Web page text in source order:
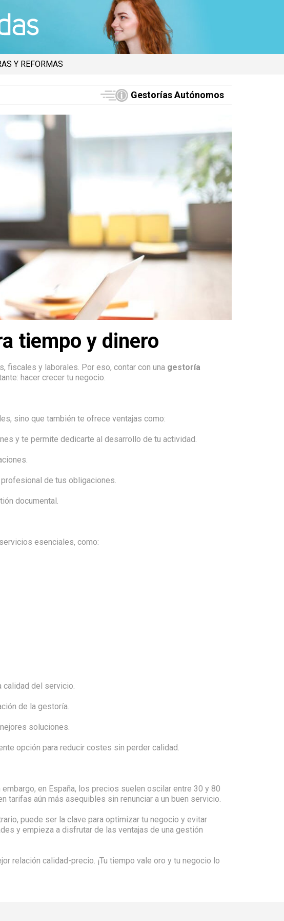
Y REFORMAS
Gestorías Autónomos
tiempo y dinero
fiscales y laborales. Por eso, contar con una gestoría
hacer crecer tu negocio.
sino que también te ofrece ventajas como:
y te permite dedicarte al desarrollo de tu actividad.
de tus obligaciones.
documental.
esenciales, como:
calidad del servicio.
de la gestoría.
soluciones.
opción para reducir costes sin perder calidad.
en España, los precios suelen oscilar entre 30 y 80
aún más asequibles sin renunciar a un buen servicio.
puede ser la clave para optimizar tu negocio y evitar
y empieza a disfrutar de las ventajas de una gestión
relación calidad-precio. ¡Tu tiempo vale oro y tu negocio lo